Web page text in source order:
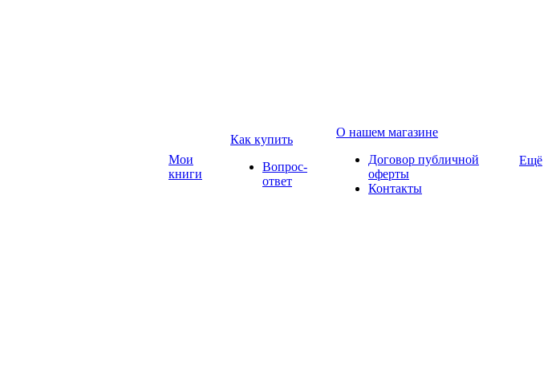
Мои
книги
Как купить
Вопрос-
ответ
О нашем магазине
Договор публичной
оферты
Контакты
Ещё